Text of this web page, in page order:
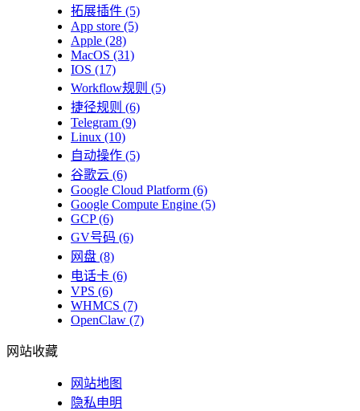
拓展插件 (5)
App store (5)
Apple (28)
MacOS (31)
IOS (17)
Workflow规则 (5)
捷径规则 (6)
Telegram (9)
Linux (10)
自动操作 (5)
谷歌云 (6)
Google Cloud Platform (6)
Google Compute Engine (5)
GCP(6)
GV号码 (6)
网盘 (8)
电话卡 (6)
VPS (6)
WHMCS (7)
OpenClaw (7)
网站收藏
网站地图
隐私申明